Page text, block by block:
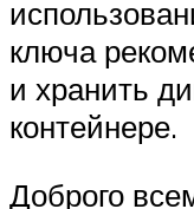
ключа
и хранить
контейнере.
Доброго